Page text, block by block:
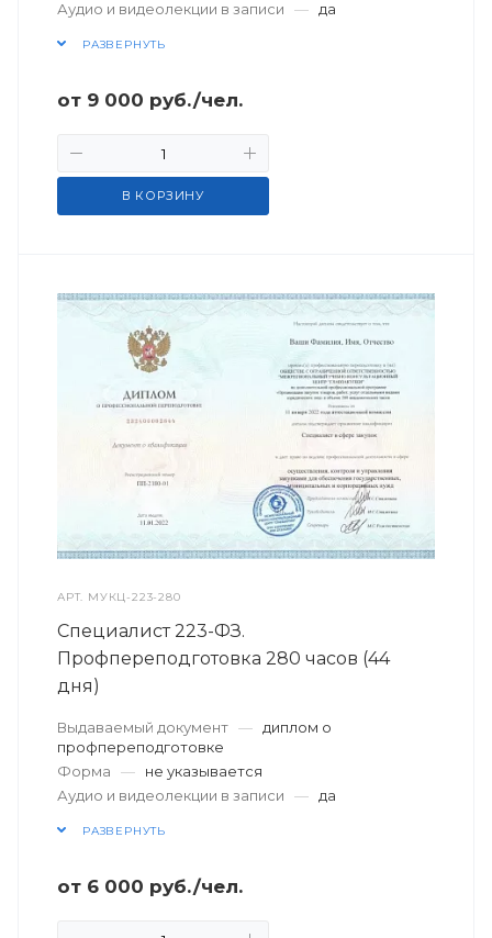
Аудио и видеолекции в записи
— да
РАЗВЕРНУТЬ
от 9 000 руб./чел.
В КОРЗИНУ
АРТ. МУКЦ-223-280
Специалист 223-ФЗ.
Профпереподготовка 280 часов (44
дня)
Выдаваемый документ — диплом о
профпереподготовке
Форма
—
не указывается
Аудио и видеолекции в записи
— да
РАЗВЕРНУТЬ
от 6 000 руб./чел.